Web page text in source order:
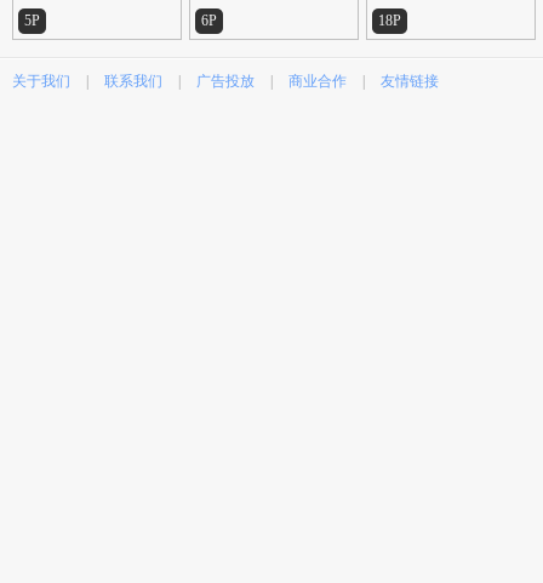
5P 6P 18P
关于我们 联系我们 广告投放 商业合作 友情链接